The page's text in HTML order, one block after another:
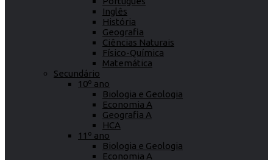
Inglês
História
Geografia
Ciências Naturais
Físico-Química
Matemática
Secundário
10º ano
Biologia e Geologia
Economia A
Geografia A
HCA
11º ano
Biologia e Geologia
Economia A